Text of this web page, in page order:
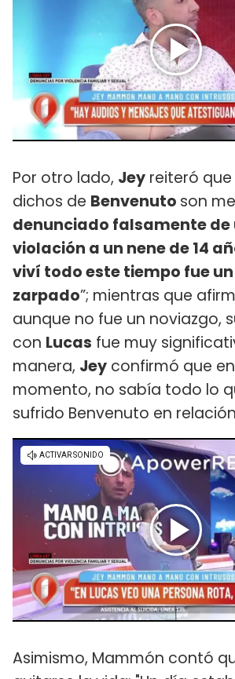
Por otro lado, Jey reiteró
dichos de Benvenuto son
denunciado falsamente de
violación a un nene de 14
viví todo este tiempo fue
zarpado”; mientras que
aunque no fue un noviazgo,
con Lucas fue muy
manera, Jey confirmó que
momento, no sabía todo lo
sufrido Benvenuto en
Asimismo, Mammón contó